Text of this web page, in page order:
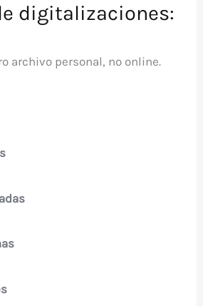
digitalizaciones:
archivo personal, no online.